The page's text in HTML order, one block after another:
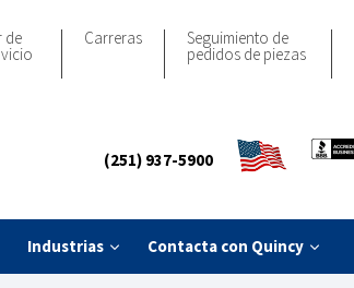
de Carreras Seguimiento de
pedidos de piezas
(251) 937-5900
Industrias Contacta con Quincy